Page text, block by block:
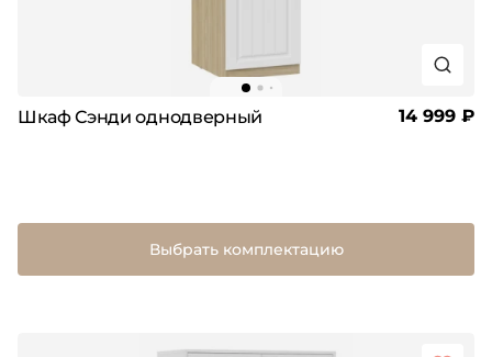
Шкаф Сэнди однодверный 14 999 ₽
Выбрать комплектацию